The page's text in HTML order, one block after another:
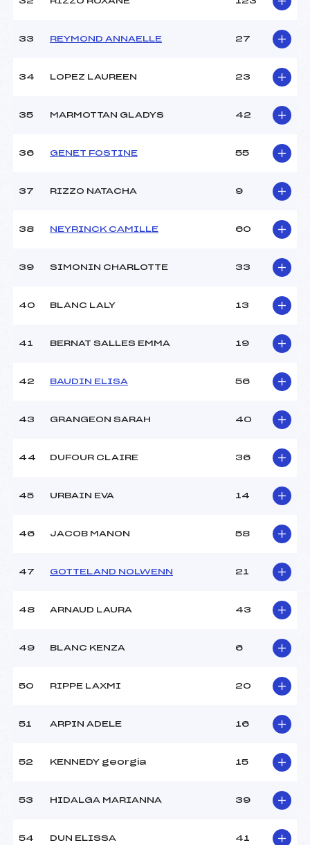
33 REYMOND ANNAELLE 27
34 LOPEZ LAUREEN 23
35 MARMOTTAN GLADYS 42
36 GENET FOSTINE 55
37 RIZZO NATACHA 9
38 NEYRINCK CAMILLE 60
39 SIMONIN CHARLOTTE 33
40 BLANC LALY 13
41 BERNAT SALLES EMMA 19
42 BAUDIN ELISA 56
43 GRANGEON SARAH 40
44 DUFOUR CLAIRE 36
45 URBAIN EVA 14
46 JACOB MANON 58
47 GOTTELAND NOLWENN 21
48 ARNAUD LAURA 43
49 BLANC KENZA 6
50 RIPPE LAXMI 20
51 ARPIN ADELE 16
52 KENNEDY georgia 15
53 HIDALGA MARIANNA 39
54 DUN ELISSA 41